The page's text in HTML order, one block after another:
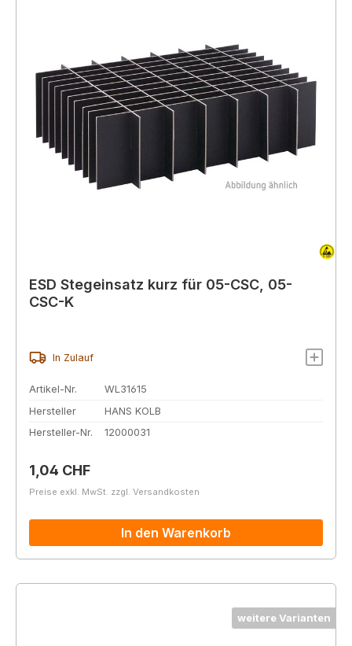
ESD Stegeinsatz kurz für 05-CSC, 05-
CSC-K
In Zulauf
Artikel-Nr.
WL31615
Hersteller
HANS KOLB
Hersteller-Nr.
12000031
Regulärer Preis:
1,04 CHF
Preise exkl. MwSt. zzgl. Versandkosten
In den Warenkorb
weitere Varianten